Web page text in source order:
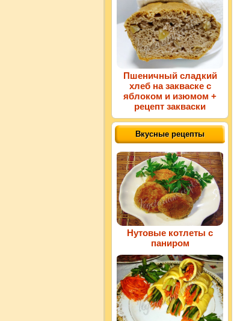
Пшеничный сладкий
хлеб на закваске с
яблоком и изюмом +
рецепт закваски
Вкусные рецепты
Нутовые котлеты с
паниром